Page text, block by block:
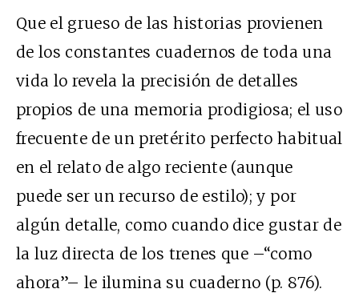
Que el grueso de las historias provienen
de los constantes cuadernos de toda una
vida lo revela la precisión de detalles
propios de una memoria prodigiosa; el uso
frecuente de un pretérito perfecto habitual
en el relato de algo reciente (aunque
puede ser un recurso de estilo); y por
algún detalle, como cuando dice gustar de
la luz directa de los trenes que –“como
ahora”– le ilumina su cuaderno (p. 876).